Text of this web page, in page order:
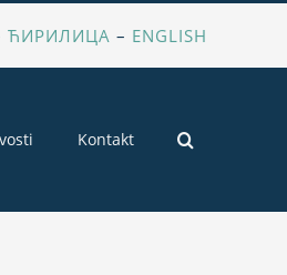
ЋИРИЛИЦА – ENGLISH
Kontakt